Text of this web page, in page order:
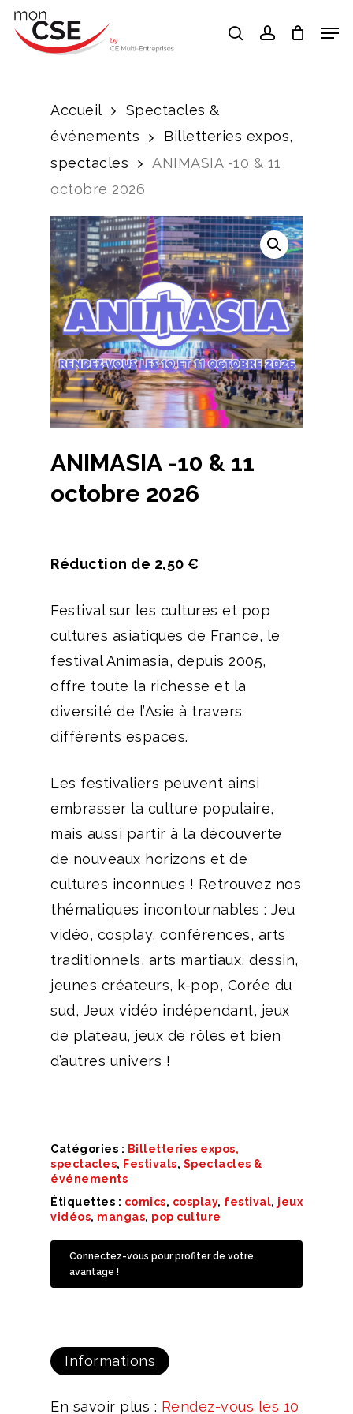
Skip
searchaccount
Accueil
Spectacles &
événements
Billetteries expos,
spectacles
ANIMASIA -10 & 11
octobre 2026
ANIMASIA -10 & 11
octobre 2026
Réduction de 2,50 €
Festival sur les cultures et pop
cultures asiatiques de France, le
festival Animasia, depuis 2005,
offre toute la richesse et la
diversité de l’Asie à travers
différents espaces.
Les festivaliers peuvent ainsi
embrasser la culture populaire,
mais aussi partir à la découverte
de nouveaux horizons et de
cultures inconnues ! Retrouvez nos
thématiques incontournables : Jeu
vidéo, cosplay, conférences, arts
traditionnels, arts martiaux, dessin,
jeunes créateurs, k-pop, Corée du
sud, Jeux vidéo indépendant, jeux
de plateau, jeux de rôles et bien
d’autres univers !
Catégories : Billetteries expos,
spectacles, Festivals, Spectacles &
événements
Étiquettes : comics, cosplay, festival, jeux
vidéos, mangas, pop culture
Connectez-vous pour profiter de votre
avantage !
Informations
En savoir plus : Rendez-vous les 10